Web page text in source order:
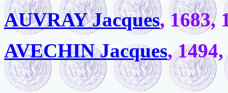
AUVRAY Jacques, 1683,
AVECHIN Jacques,